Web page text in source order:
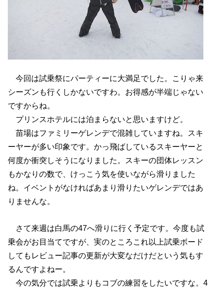
今回は試乗祭にパーティーに大満足でした。こりゃ来
シーズンも行くしかないですわ。お得感が半端じゃない
ですからね。
プリンスホテルには泊まらないと思いますけど。
苗場はファミリーゲレンデで混雑していますね。スキ
ーヤーが多い印象です。かっ飛ばしているスキーヤーと
何度か衝突しそうになりました。スキーの団体レッスン
もかなりの数で、けっこう気を使いながら滑りました
ね。イベントがなければあまり滑りたいゲレンデではあ
りませんな。
さて来週は白馬の47へ滑りに行く予定です。今度も試
乗会がお目当てですが、実のところこれ以上試乗ボード
してもレビュー記事の更新が大変なだけだという気もす
るんですよねー。
今の気分では試乗よりもコブの練習をしたいですな。4